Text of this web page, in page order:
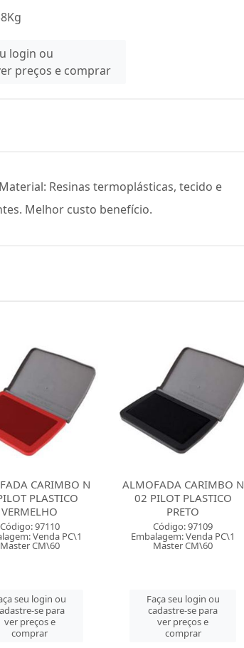
login ou
preços e comprar
Resinas termoplásticas, tecido e
Melhor custo benefício.
CARIMBO N
PLASTICO
PRETO
Código: 97109
Venda PC\1
Master CM\60
seu login ou
se para
ver preços e
comprar
ALMOFADA CARIMBO N
02 PILOT PLASTICO AZUL
Código: 97108
Embalagem: Venda PC\1
Master CM\60
Faça seu login ou
cadastre-se para
ver preços e
comprar